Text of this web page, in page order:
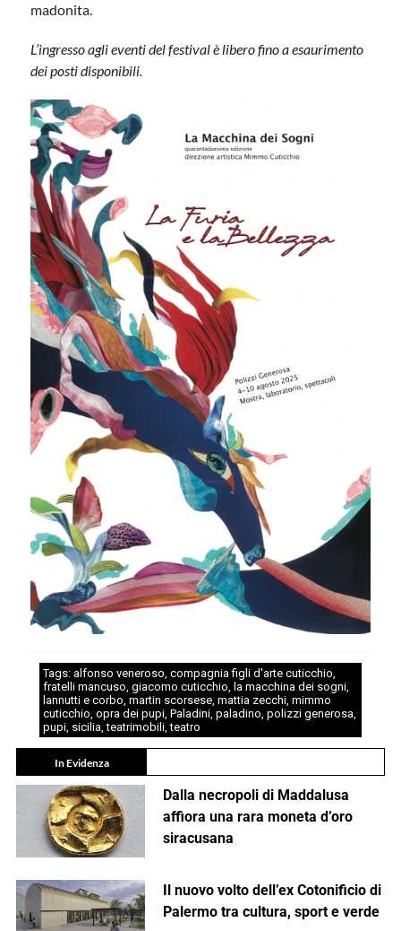
madonita.
L’ingresso agli eventi del festival è libero fino a esaurimento
dei posti disponibili.
Tags: alfonso veneroso compagnia figli d'arte cuticchio
fratelli mancuso giacomo cuticchio la macchina dei sogni,
lannutti e corbo martin scorsese, mattia zecchi, mimmo
cuticchio opra dei pupi, Paladini, paladino polizzi generosa
pupi, sicilia ,teatrimobili,teatro
In Evidenza
Dalla necropoli di Maddalusa
affiora una rara moneta d’oro
siracusana
Il nuovo volto dell’ex Cotonificio di
Palermo tra cultura, sport e verde